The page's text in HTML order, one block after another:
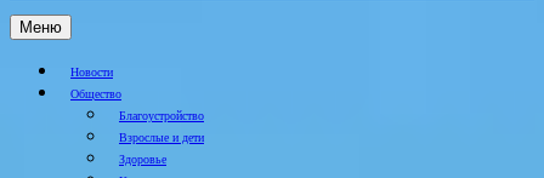
Меню
Новости
Общество
Благоустройство
Взрослые и дети
Здоровье